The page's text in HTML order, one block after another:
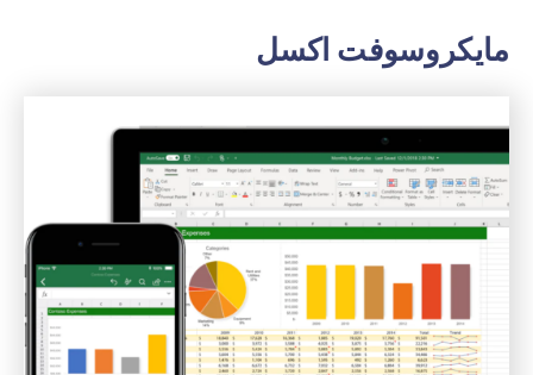
مايكروسوفت اكسل